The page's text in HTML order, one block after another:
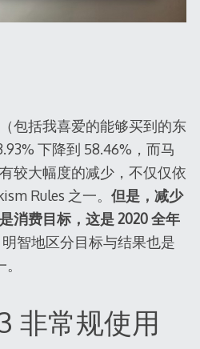
包括我喜爱的能够买到的东
下降到 58.46%，而马
较大幅度的减少，不仅仅依
Rules 之一。 但是，减少
消费目标，这是 2020 全年
明智地区分目标与结果也是
非常规使用